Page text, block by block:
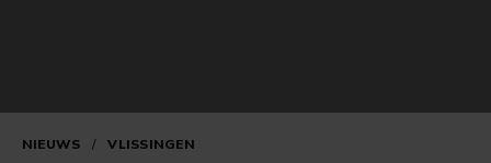
NIEUWS / VLISSINGEN